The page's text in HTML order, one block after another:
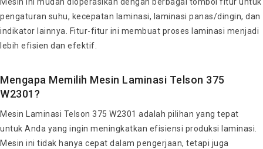
pengaturan suhu, kecepatan laminasi, laminasi panas/dingin, dan
indikator lainnya. Fitur-fitur ini membuat proses laminasi menjadi
lebih efisien dan efektif.
Mengapa Memilih Mesin Laminasi Telson 375
W2301?
Mesin Laminasi Telson 375 W2301 adalah pilihan yang tepat
untuk Anda yang ingin meningkatkan efisiensi produksi laminasi.
Mesin ini tidak hanya cepat dalam pengerjaan, tetapi juga